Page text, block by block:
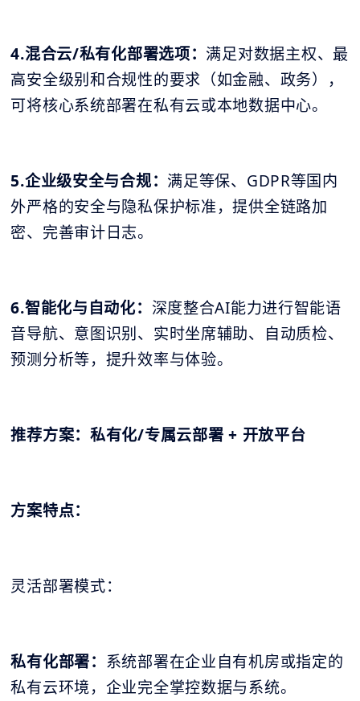
4.混合云/私有化部署选项： 满足对数据主权、最
高安全级别和合规性的要求（如金融、政务），
可将核心系统部署在私有云或本地数据中心。
5.企业级安全与合规： 满足等保、GDPR等国内
外严格的安全与隐私保护标准，提供全链路加
密、完善审计日志。
6.智能化与自动化： 深度整合AI能力进行智能语
音导航、意图识别、实时坐席辅助、自动质检、
预测分析等，提升效率与体验。
推荐方案：私有化/专属云部署 + 开放平台
方案特点：
灵活部署模式：
私有化部署： 系统部署在企业自有机房或指定的
私有云环境，企业完全掌控数据与系统。